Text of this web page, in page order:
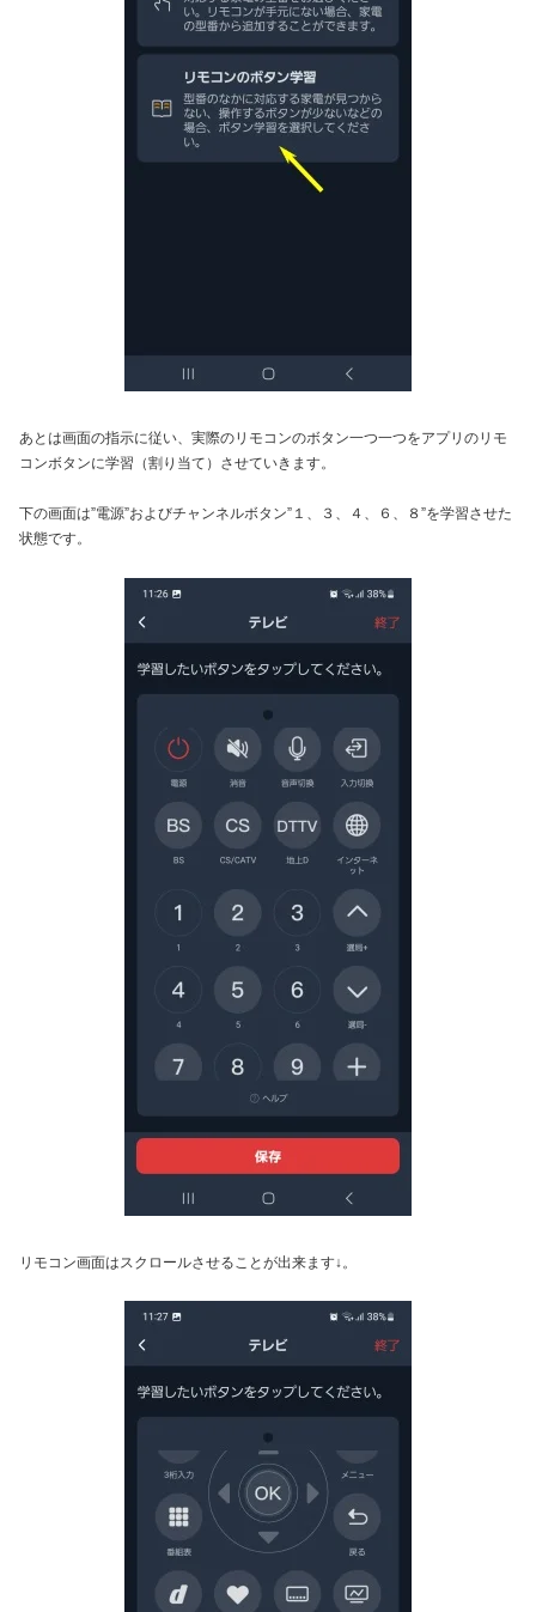
あとは画面の指示に従い、実際のリモコンのボタン一つ一つをアプリのリモ
コンボタンに学習（割り当て）させていきます。
下の画面は”電源”およびチャンネルボタン”１、３、４、６、８”を学習させた
状態です。
リモコン画面はスクロールさせることが出来ます↓。